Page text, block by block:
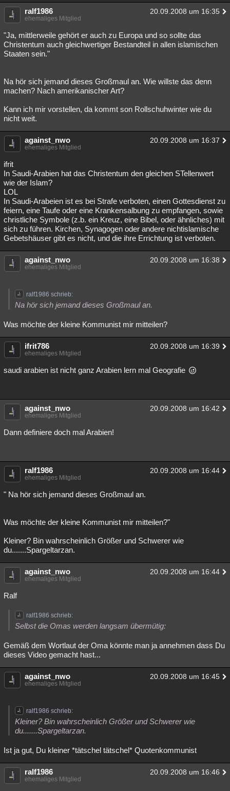
ralf1986 20.09.2008 um 16:35
ehemaliges Mitglied
"Ja, mittlerweile gehört er auch zu Europa und so sollte das
Christentum auch gleichwertiger Bestandteil in allen islamischen
Staaten sein."
Na hör sich jemand dieses Großmaul an. Wie willste das denn
machen? Nach amerikanischer Art?
Kann ich mir vorstellen, da kommt son Rollschuhwinter wie du
nicht weit.
against_nwo 20.09.2008 um 16:37
ehemaliges Mitglied
ifrit
In Saudi-Arabien hat das Christentum den gleichen STellenwert
wie der Islam?
LOL
In Saudi-Arabeien ist es bei Strafe verboten, einen Gottesdienst zu
feiern, eine Taufe oder eine Krankensalbung zu empfangen, sowie
christliche Symbole (z.b. ein Kreuz, eine Bibel, oder ähnliches) mit
sich zu führen. Kirchen, Synagogen oder andere nichtislamische
Gebetshäuser gibt es nicht, und die ihre Errichtung ist verboten.
against_nwo 20.09.2008 um 16:38
ehemaliges Mitglied
ralf1986 schrieb:
Na hör sich jemand dieses Großmaul an.
Was möchte der kleine Kommunist mir mitteilen?
ifrit786 20.09.2008 um 16:39
ehemaliges Mitglied
saudi arabien ist nicht ganz Arabien lern mal Geografie
against_nwo 20.09.2008 um 16:42
ehemaliges Mitglied
Dann definiere doch mal Arabien!
ralf1986 20.09.2008 um 16:44
ehemaliges Mitglied
" Na hör sich jemand dieses Großmaul an.
Was möchte der kleine Kommunist mir mitteilen?"
Kleiner? Bin wahrscheinlich Größer und Schwerer wie
du.......Spargeltarzan.
against_nwo 20.09.2008 um 16:44
ehemaliges Mitglied
Ralf
ralf1986 schrieb:
Selbst die Omas werden langsam übermütig:
Gemäß dem Wortlaut der Oma könnte man ja annehmen dass Du
dieses Video gemacht hast...
against_nwo 20.09.2008 um 16:45
ehemaliges Mitglied
ralf1986 schrieb:
Kleiner? Bin wahrscheinlich Größer und Schwerer wie
du.......Spargeltarzan.
Ist ja gut, Du kleiner *tätschel tätschel* Quotenkommunist
ralf1986 20.09.2008 um 16:46
ehemaliges Mitglied